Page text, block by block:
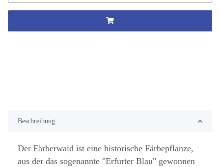
Beschreibung
Der Färberwaid ist eine historische Färbepflanze,
aus der das sogenannte "Erfurter Blau" gewonnen